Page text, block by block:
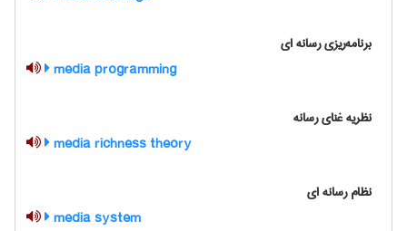
برنامه‌ريزي رسانه اي
media programming
نظریه غنای رسانه
media richness theory
نظام رسانه ای
media system